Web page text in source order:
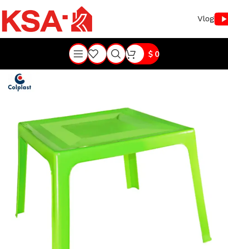
Vlog
$0